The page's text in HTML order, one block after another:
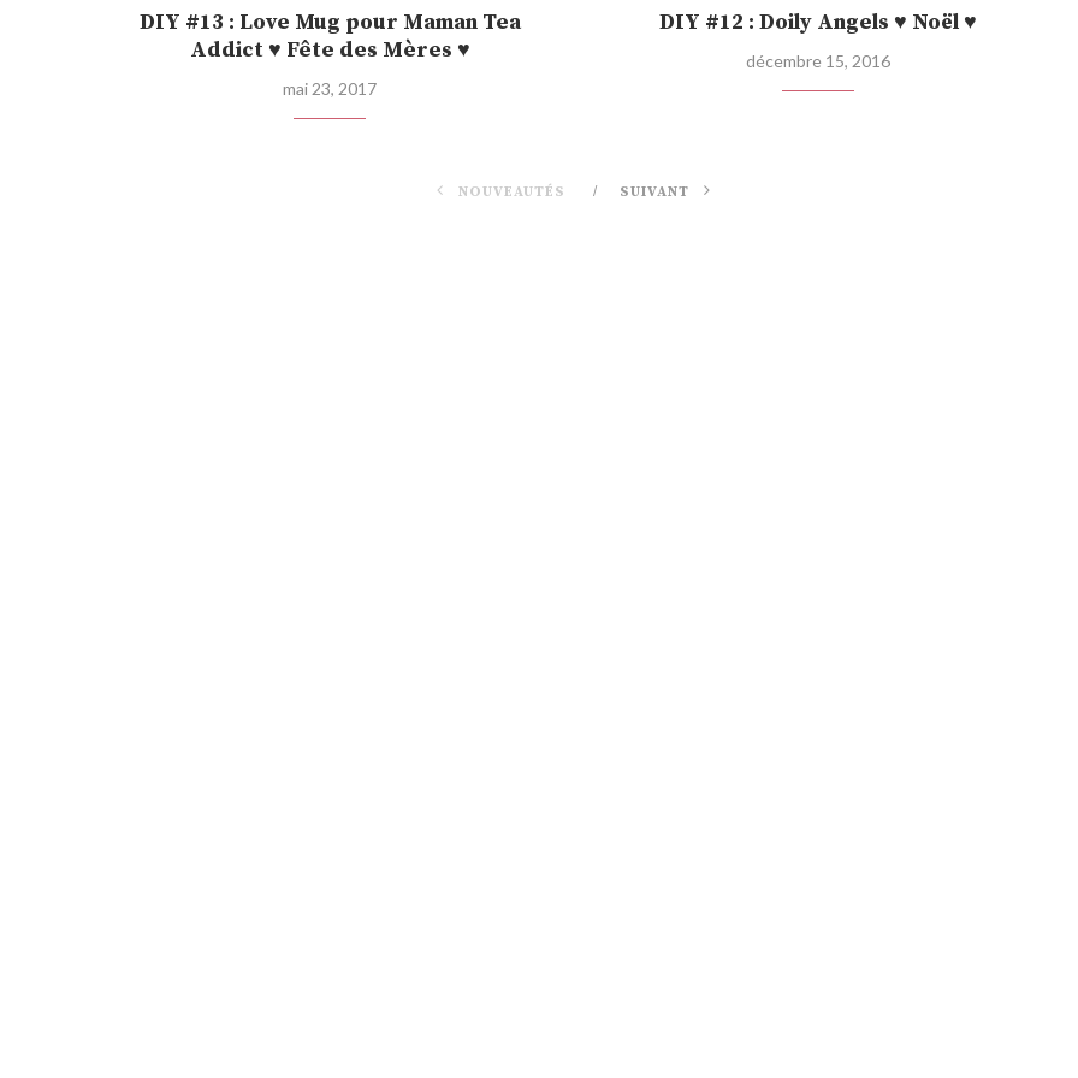
DIY #13 : Love Mug pour Maman Tea
Addict ♥ Fête des Mères ♥
mai 23, 2017
DIY #12 : Doily Angels ♥ Noël ♥
décembre 15, 2016
NOUVEAUTÉS SUIVANT